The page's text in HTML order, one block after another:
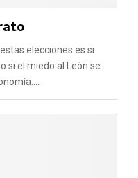
elecciones es si
si el miedo al León se